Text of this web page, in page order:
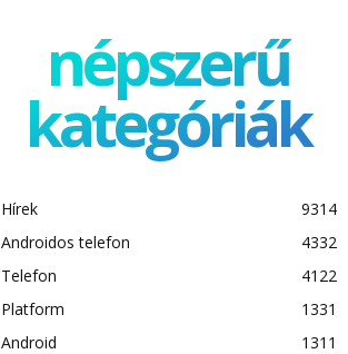
népszerű
kategóriák
Hírek
9314
Androidos telefon
4332
Telefon
4122
Platform
1331
Android
1311